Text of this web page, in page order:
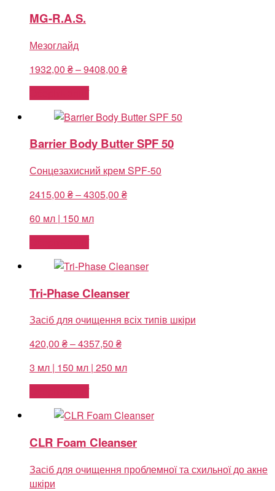
MG-R.A.S.
Мезоглайд
1932,00 ₴–9408,00 ₴Price
through
9408,00 ₴
Barrier Body Butter SPF 50
Сонцезахисний крем SPF-50
2415,00 ₴–4305,00 ₴Price
60 мл | 150 мл
Tri-Phase Cleanser
Засіб для очищення всіх типів шкіри
420,00 ₴–4357,50 ₴Price
420,00 ₴
3 мл | 150 мл | 250 мл
CLR Foam Cleanser
Засіб для очищення проблемної та схильної до акне
шкіри